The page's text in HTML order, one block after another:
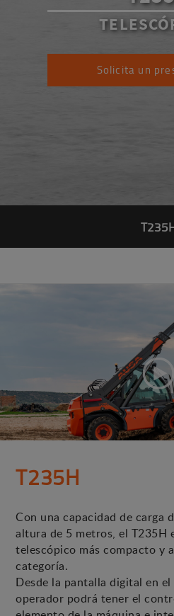
Solicita un
T235H
Con una capacidad de carga
altura de 5 metros, el T235H
telescópico más compacto y
categoría.
Desde la pantalla digital en
operador podrá tener el